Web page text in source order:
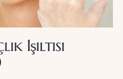
Işıltısı